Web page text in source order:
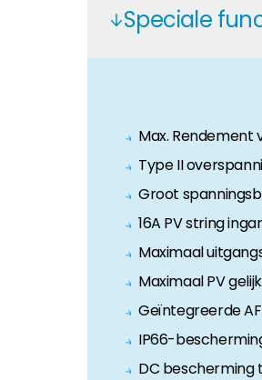
HuiseigenaarSpeciale
Max. Rendement
Type II
Groot
16A PV string
Maximaal
Maximaal PV
Geïntegreerde
IP66-
DC